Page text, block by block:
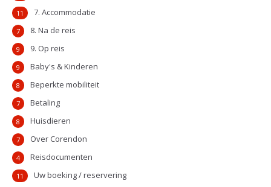
7. Accommodatie
11
8. Na de reis
7
9. Op reis
9
Baby's & Kinderen
9
Beperkte mobiliteit
8
Betaling
7
Huisdieren
8
Over Corendon
7
Reisdocumenten
4
Uw boeking / reservering
11